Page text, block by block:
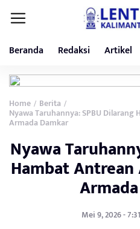
Beranda Redaksi Artikel
Home / Berita /
Nyawa Taruhannya: SPBU
Armada Damkar
Nyawa
Hambat
Mei 9, 2026 -